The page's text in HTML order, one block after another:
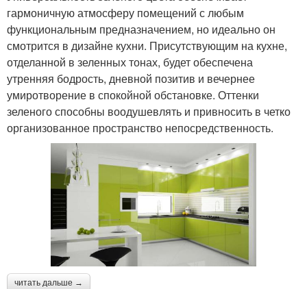
гармоничную атмосферу помещений с любым
функциональным предназначением, но идеально он
смотрится в дизайне кухни. Присутствующим на кухне,
отделанной в зеленных тонах, будет обеспечена
утренняя бодрость, дневной позитив и вечернее
умиротворение в спокойной обстановке. Оттенки
зеленого способны воодушевлять и привносить в четко
организованное пространство непосредственность.
читать дальше →